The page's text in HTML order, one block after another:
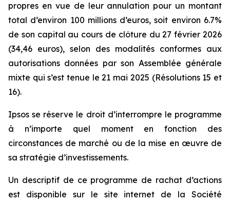
propres en vue de leur annulation pour un montant
total d’environ 100 millions d’euros, soit environ 6.7%
de son capital au cours de clôture du 27 février 2026
(34,46 euros), selon des modalités conformes aux
autorisations données par son Assemblée générale
mixte qui s’est tenue le 21 mai 2025 (Résolutions 15 et
16).
Ipsos se réserve le droit d’interrompre le programme
à n’importe quel moment en fonction des
circonstances de marché ou de la mise en œuvre de
sa stratégie d’investissements.
Un descriptif de ce programme de rachat d’actions
est disponible sur le site internet de la Société